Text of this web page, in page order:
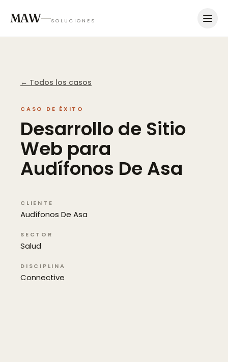
MAW SOLUCIONES
← Todos los casos
CASO DE ÉXITO
Desarrollode Sitio
Web para
Audífonos DeAsa
CLIENTE
Audífonos De Asa
SECTOR
Salud
DISCIPLINA
Connective